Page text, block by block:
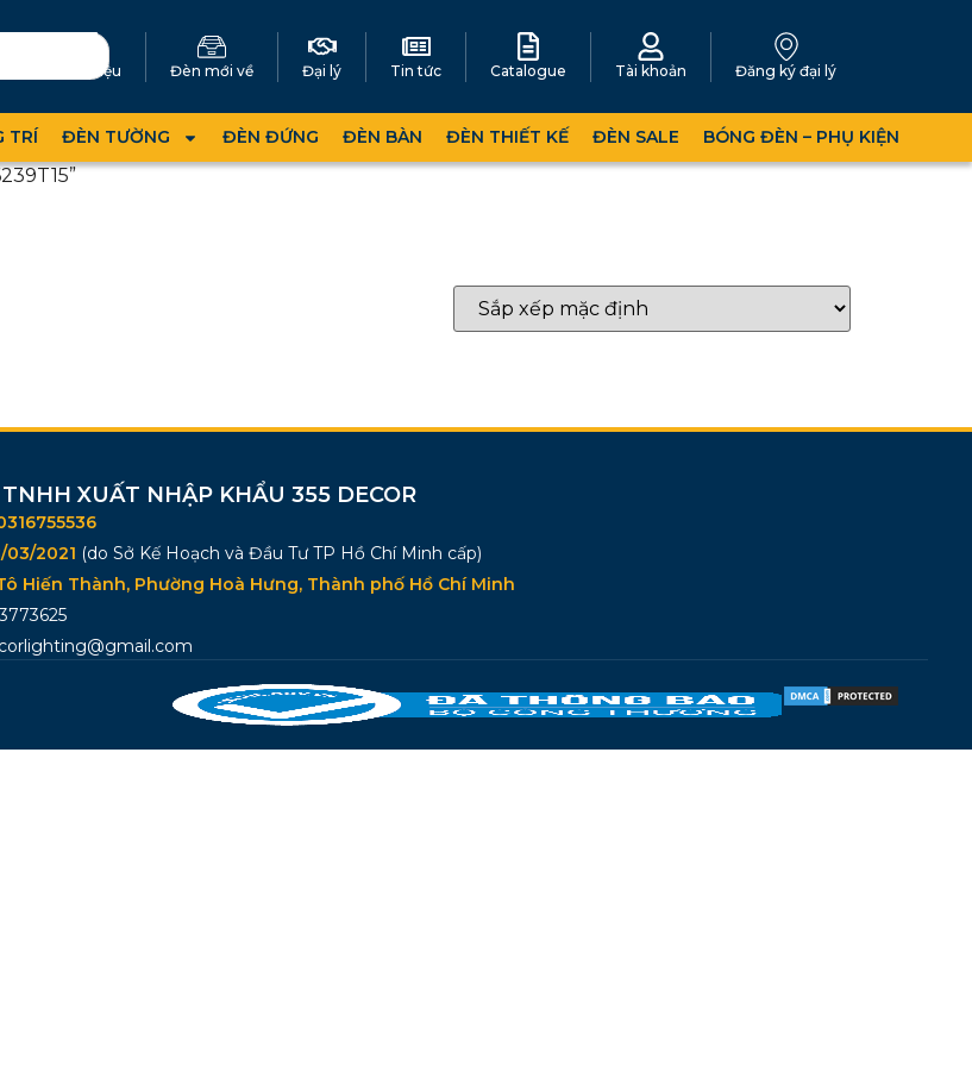
Giới thiệu Đèn mới về Đại lý Tin tức Catalogue Tài khoản Đăng ký đại lý
TRÍ ĐÈN TƯỜNG ĐÈN ĐỨNG ĐÈN BÀN ĐÈN THIẾT KẾ ĐÈN SALE BÓNG ĐÈN – PHỤ KIỆN
TNHH XUẤT NHẬP KHẨU 355 DECOR
03/2021 (do Sở Kế Hoạch và Đầu Tư TP Hồ Chí Minh cấp)
Hiến Thành, Phường Hoà Hưng, Thành phố Hồ Chí Minh